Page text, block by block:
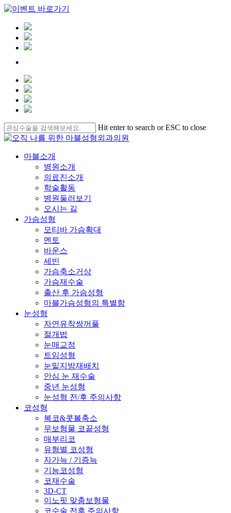
Skip
to
main
content
Hit enter to search or ESC to close
Close
Menu
마블소개
병원소개
의료진소개
학술활동
병원둘러보기
오시는 길
가슴성형
모티바 가슴확대
멘토
바운스
세빈
가슴축소거상
가슴재수술
출산 후 가슴성형
마블가슴성형의 특별함
눈성형
자연유착쌍꺼풀
절개법
눈매교정
트임성형
눈밑지방재배치
안심 눈 재수술
중년 눈성형
눈성형 전/후 주의사항
코성형
복코&콧볼축소
무보형물 코끝성형
매부리코
유형별 코성형
자가늑 / 기증늑
기능코성형
코재수술
3D-CT
이노핏 맞춤보형물
코수술 전후 주의사항